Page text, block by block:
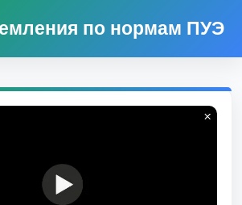
по нормам ПУЭ